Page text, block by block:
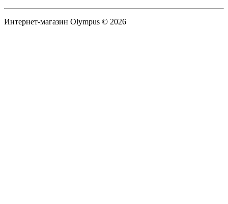
Интернет-магазин Olympus © 2026